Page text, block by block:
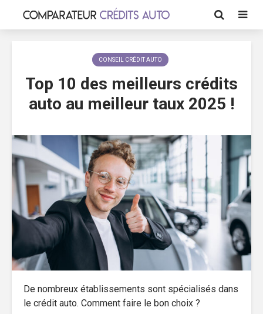
CONSEIL CRÉDIT AUTO
Top 10 des meilleurs crédits
auto au meilleur taux 2025 !
De nombreux établissements sont spécialisés dans
le crédit auto. Comment faire le bon choix ?